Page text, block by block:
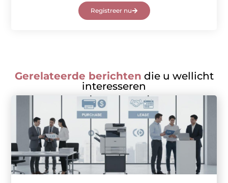
Registreer nu
Gerelateerde berichten die u wellicht
interesseren